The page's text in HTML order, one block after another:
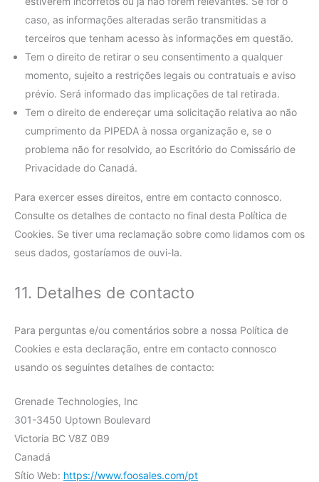
caso, as informações alteradas serão transmitidas a
terceiros que tenham acesso às informações em questão.
Tem o direito de retirar o seu consentimento a qualquer
momento, sujeito a restrições legais ou contratuais e aviso
prévio. Será informado das implicações de tal retirada.
Tem o direito de endereçar uma solicitação relativa ao não
cumprimento da PIPEDA à nossa organização e, se o
problema não for resolvido, ao Escritório do Comissário de
Privacidade do Canadá.
Para exercer esses direitos, entre em contacto connosco.
Consulte os detalhes de contacto no final desta Política de
Cookies. Se tiver uma reclamação sobre como lidamos com os
seus dados, gostaríamos de ouvi-la.
11. Detalhes de contacto
Para perguntas e/ou comentários sobre a nossa Política de
Cookies e esta declaração, entre em contacto connosco
usando os seguintes detalhes de contacto:
Grenade Technologies, Inc
301-3450 Uptown Boulevard
Victoria BC V8Z 0B9
Canadá
Sítio Web: https://www.foosales.com/pt